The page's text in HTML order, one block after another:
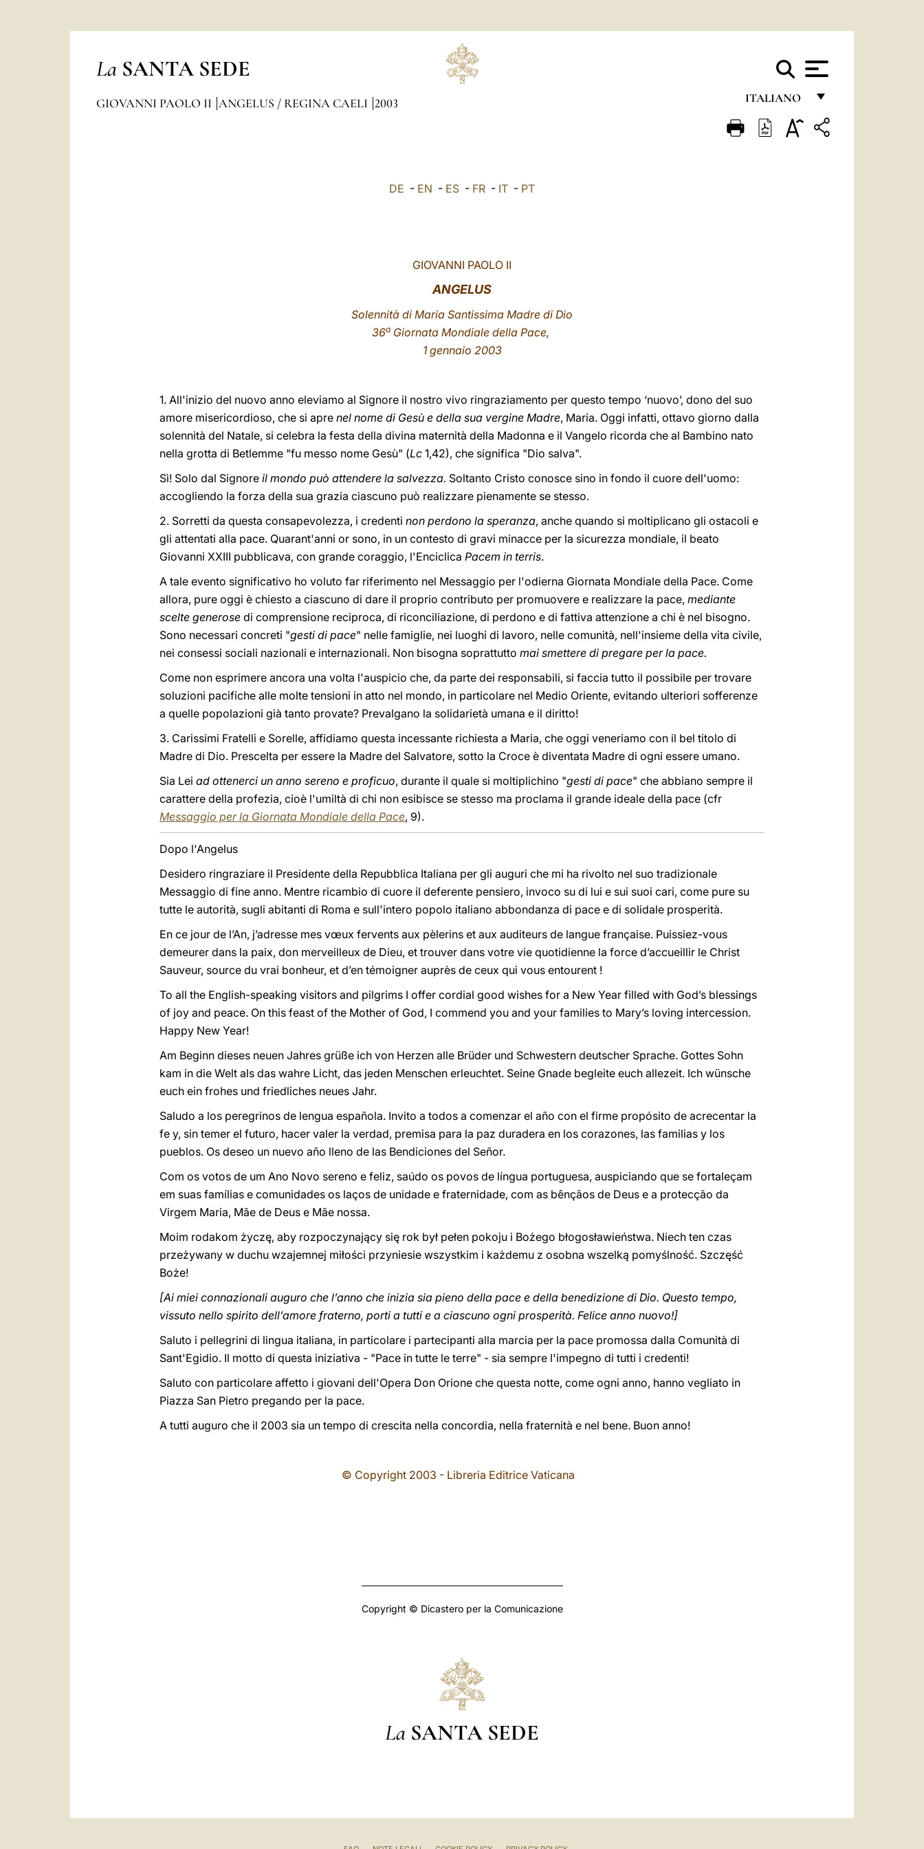
La SANTA SEDE
ITALIANO
FRANÇAIS
GIOVANNI PAOLO II ANGELUS / REGINA CAELI 2003
DE - EN - ES - FR - IT - PT
GIOVANNI PAOLO II
ANGELUS
Solennità di Maria Santissima Madre di Dio
36a Giornata Mondiale della Pace,
1 gennaio 2003
1. All'inizio del nuovo anno eleviamo al Signore il nostro vivo ringraziamento per questo tempo ‘nuovo’, dono del suo
amore misericordioso, che si apre nel nome di Gesù e della sua vergine Madre, Maria. Oggi infatti, ottavo giorno dalla
solennità del Natale, si celebra la festa della divina maternità della Madonna e il Vangelo ricorda che al Bambino nato
nella grotta di Betlemme "fu messo nome Gesù" (Lc 1,42), che significa "Dio salva".
Sì! Solo dal Signore il mondo può attendere la salvezza. Soltanto Cristo conosce sino in fondo il cuore dell'uomo:
accogliendo la forza della sua grazia ciascuno può realizzare pienamente se stesso.
2. Sorretti da questa consapevolezza, i credenti non perdono la speranza, anche quando si moltiplicano gli ostacoli e
gli attentati alla pace. Quarant'anni or sono, in un contesto di gravi minacce per la sicurezza mondiale, il beato
Giovanni XXIII pubblicava, con grande coraggio, l'Enciclica Pacem in terris.
A tale evento significativo ho voluto far riferimento nel Messaggio per l'odierna Giornata Mondiale della Pace. Come
allora, pure oggi è chiesto a ciascuno di dare il proprio contributo per promuovere e realizzare la pace, mediante
scelte generose di comprensione reciproca, di riconciliazione, di perdono e di fattiva attenzione a chi è nel bisogno.
Sono necessari concreti "gesti di pace" nelle famiglie, nei luoghi di lavoro, nelle comunità, nell'insieme della vita civile,
nei consessi sociali nazionali e internazionali. Non bisogna soprattutto mai smettere di pregare per la pace.
Come non esprimere ancora una volta l'auspicio che, da parte dei responsabili, si faccia tutto il possibile per trovare
soluzioni pacifiche alle molte tensioni in atto nel mondo, in particolare nel Medio Oriente, evitando ulteriori sofferenze
a quelle popolazioni già tanto provate? Prevalgano la solidarietà umana e il diritto!
3. Carissimi Fratelli e Sorelle, affidiamo questa incessante richiesta a Maria, che oggi veneriamo con il bel titolo di
Madre di Dio. Prescelta per essere la Madre del Salvatore, sotto la Croce è diventata Madre di ogni essere umano.
Sia Lei ad ottenerci un anno sereno e proficuo, durante il quale si moltiplichino "gesti di pace" che abbiano sempre il
carattere della profezia, cioè l'umiltà di chi non esibisce se stesso ma proclama il grande ideale della pace (cfr
Messaggio per la Giornata Mondiale della Pace, 9).
Dopo l'Angelus
Desidero ringraziare il Presidente della Repubblica Italiana per gli auguri che mi ha rivolto nel suo tradizionale
Messaggio di fine anno. Mentre ricambio di cuore il deferente pensiero, invoco su di lui e sui suoi cari, come pure su
tutte le autorità, sugli abitanti di Roma e sull'intero popolo italiano abbondanza di pace e di solidale prosperità.
En ce jour de l’An, j’adresse mes vœux fervents aux pèlerins et aux auditeurs de langue française. Puissiez-vous
demeurer dans la paix, don merveilleux de Dieu, et trouver dans votre vie quotidienne la force d’accueillir le Christ
Sauveur, source du vrai bonheur, et d’en témoigner auprès de ceux qui vous entourent !
To all the English-speaking visitors and pilgrims I offer cordial good wishes for a New Year filled with God’s blessings
of joy and peace. On this feast of the Mother of God, I commend you and your families to Mary’s loving intercession.
Happy New Year!
Am Beginn dieses neuen Jahres grüße ich von Herzen alle Brüder und Schwestern deutscher Sprache. Gottes Sohn
kam in die Welt als das wahre Licht, das jeden Menschen erleuchtet. Seine Gnade begleite euch allezeit. Ich wünsche
euch ein frohes und friedliches neues Jahr.
Saludo a los peregrinos de lengua española. Invito a todos a comenzar el año con el firme propósito de acrecentar la
fe y, sin temer el futuro, hacer valer la verdad, premisa para la paz duradera en los corazones, las familias y los
pueblos. Os deseo un nuevo año lleno de las Bendiciones del Señor.
Com os votos de um Ano Novo sereno e feliz, saúdo os povos de língua portuguesa, auspiciando que se fortaleçam
em suas famílias e comunidades os laços de unidade e fraternidade, com as bênçãos de Deus e a protecção da
Virgem Maria, Mãe de Deus e Mãe nossa.
Moim rodakom życzę, aby rozpoczynający się rok był pełen pokoju i Bożego błogosławieństwa. Niech ten czas
przeżywany w duchu wzajemnej miłości przyniesie wszystkim i każdemu z osobna wszelką pomyślność. Szczęść
Boże!
[Ai miei connazionali auguro che l’anno che inizia sia pieno della pace e della benedizione di Dio. Questo tempo,
vissuto nello spirito dell’amore fraterno, porti a tutti e a ciascuno ogni prosperità. Felice anno nuovo!]
Saluto i pellegrini di lingua italiana, in particolare i partecipanti alla marcia per la pace promossa dalla Comunità di
Sant'Egidio. Il motto di questa iniziativa - "Pace in tutte le terre" - sia sempre l'impegno di tutti i credenti!
Saluto con particolare affetto i giovani dell'Opera Don Orione che questa notte, come ogni anno, hanno vegliato in
Piazza San Pietro pregando per la pace.
A tutti auguro che il 2003 sia un tempo di crescita nella concordia, nella fraternità e nel bene. Buon anno!
© Copyright 2003 - Libreria Editrice Vaticana
Copyright © Dicastero per la Comunicazione
La SANTA SEDE